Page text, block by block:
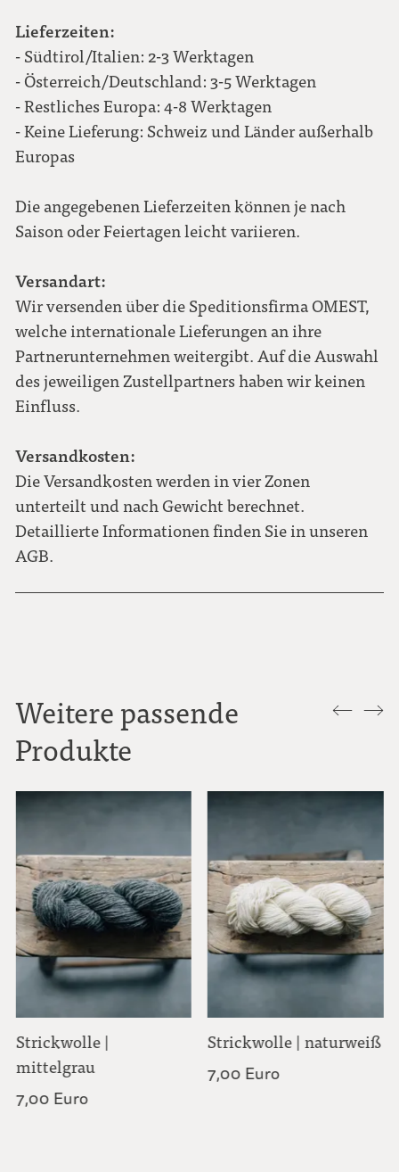
Lieferzeiten:
- Südtirol/Italien: 2-3 Werktagen
- Österreich/Deutschland: 3-5 Werktagen
- Restliches Europa: 4-8 Werktagen
- Keine Lieferung: Schweiz und Länder außerhalb
Europas
Die angegebenen Lieferzeiten können je nach
Saison oder Feiertagen leicht variieren.
Versandart:
Wir versenden über die Speditionsfirma OMEST,
welche internationale Lieferungen an ihre
Partnerunternehmen weitergibt. Auf die Auswahl
des jeweiligen Zustellpartners haben wir keinen
Einfluss.
Versandkosten:
Die Versandkosten werden in vier Zonen
unterteilt und nach Gewicht berechnet.
Detaillierte Informationen finden Sie in unseren
AGB.
Weitere passende
Produkte
Strickwolle |
mittelgrau
7,00 Euro
Strickwolle | naturweiß
7,00 Euro